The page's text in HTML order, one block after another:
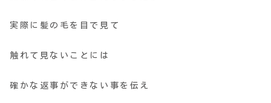
実際に髪の毛を目で見て
触れて見ないことには
確かな返事ができない事を伝え